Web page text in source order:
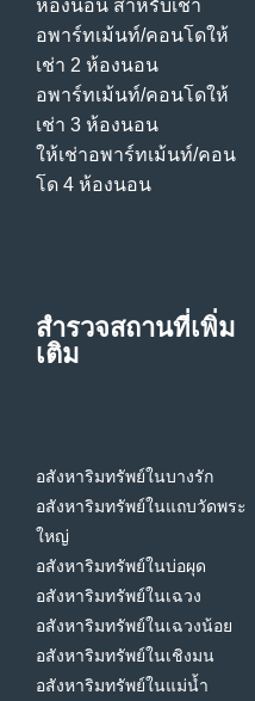
ห้องนอน สําหรับเช่า
อพาร์ทเม้นท์/คอนโดให้
เช่า 2 ห้องนอน
อพาร์ทเม้นท์/คอนโดให้
เช่า 3 ห้องนอน
ให้เช่าอพาร์ทเม้นท์/คอน
โด 4 ห้องนอน
สำรวจสถานที่เพิ่ม
เติม
อสังหาริมทรัพย์ในบางรัก
อสังหาริมทรัพย์ในแถบวัดพระ
ใหญ่
อสังหาริมทรัพย์ในบ่อผุด
อสังหาริมทรัพย์ในเฉวง
อสังหาริมทรัพย์ในเฉวงน้อย
อสังหาริมทรัพย์ในเชิงมน
อสังหาริมทรัพย์ในแม่น้ำ